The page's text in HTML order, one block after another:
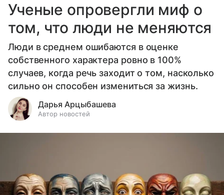
Ученые опровергли миф о
том, что люди не меняются
Люди в среднем ошибаются в оценке
собственного характера ровно в 100%
случаев, когда речь заходит о том, насколько
сильно он способен измениться за жизнь.
Дарья Арцыбашева
Автор новостей